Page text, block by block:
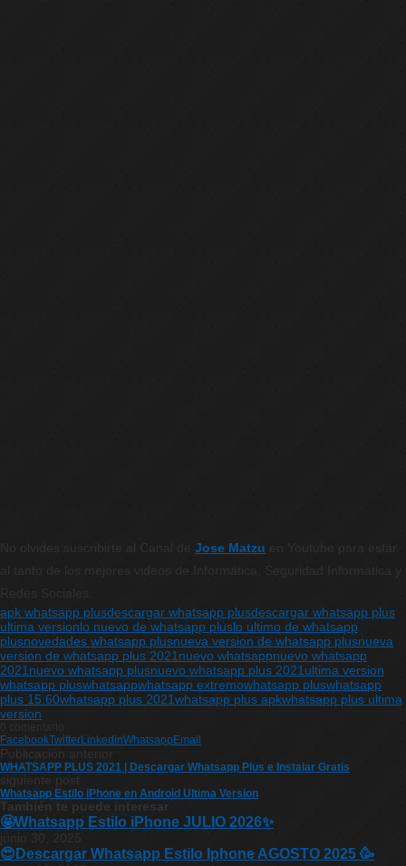
Jose Matzu
al tanto de los mejores videos de Informática, Seguridad Informática y
Redes Sociales.
apk whatsapp plusdescargar whatsapp plusdescargar whatsapp plus
ultima versionlo nuevo de whatsapp pluslo ultimo de whatsapp
plusnovedades whatsapp plusnueva version de whatsapp plusnueva
version de whatsapp plus 2021 nuevo whatsappnuevo whatsapp
2021 nuevo whatsapp plusnuevo whatsapp plus 2021 ultima version
whatsapp pluswhatsappwhatsapp extremowhatsapp pluswhatsapp
plus 15.60whatsapp plus 2021whatsapp plus apkwhatsapp plus ultima
version
FacebookTwitterLinkedinWhatsapp Email
Publicación anterior
WHATSAPP PLUS 2021 | Descargar Whatsapp Plus e Instalar Gratis
Whatsapp Estilo iPhone en Android Ultima Version
🤩Whatsapp Estilo iPhone JULIO 2026✨
😍Descargar Whatsapp Estilo Iphone AGOSTO 2025 🥳